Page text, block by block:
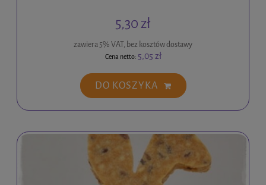
5,30 zł
zawiera 5% VAT, bez kosztów dostawy
Cena netto: 5,05 zł
DO KOSZYKA